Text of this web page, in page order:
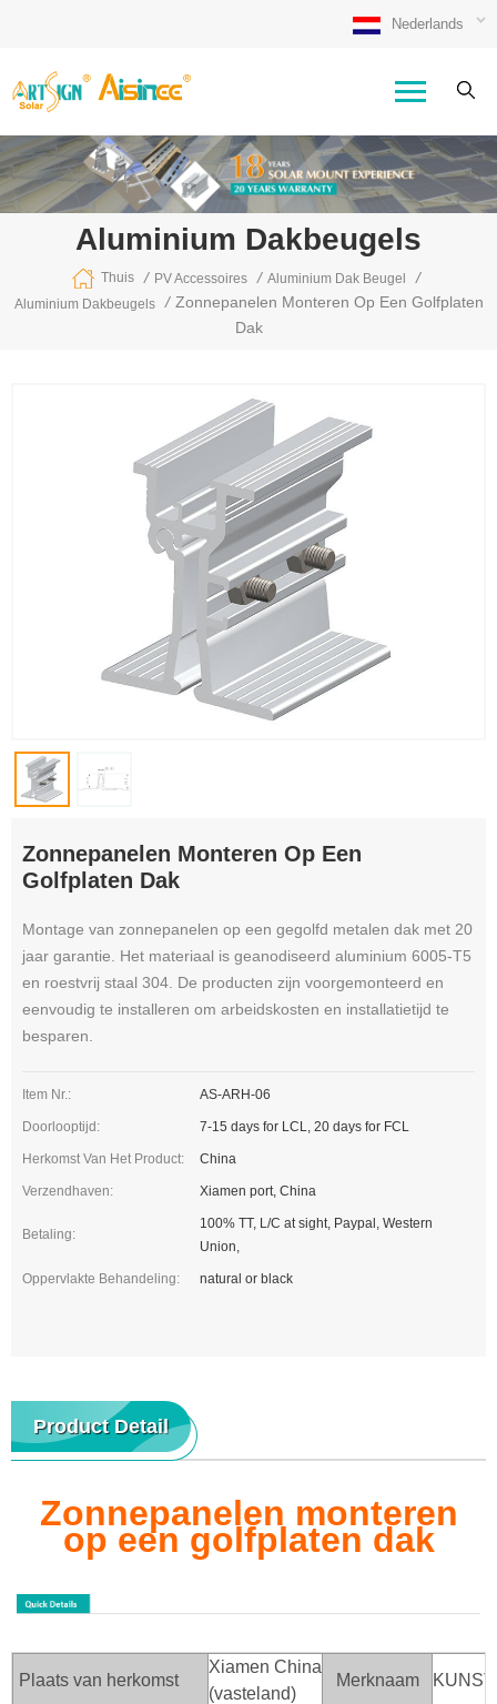
Nederlands
Aluminium Dakbeugels
Thuis / PV Accessoires / Aluminium Dak Beugel /
Aluminium Dakbeugels / Zonnepanelen Monteren Op Een Golfplaten
Dak
Zonnepanelen Monteren Op Een
Golfplaten Dak
Montage van zonnepanelen op een gegolfd metalen dak met 20
jaar garantie. Het materiaal is geanodiseerd aluminium 6005-T5
en roestvrij staal 304. De producten zijn voorgemonteerd en
eenvoudig te installeren om arbeidskosten en installatietijd te
besparen.
Item Nr.: AS-ARH-06
Doorlooptijd: 7-15 days for LCL, 20 days for FCL
Herkomst Van Het Product: China
Verzendhaven: Xiamen port, China
Betaling:
100% TT, L/C at sight, Paypal, Western
Union,
Oppervlakte Behandeling: natural or black
Product Detail
Zonnepanelen monteren
op een golfplaten dak
Plaats van herkomst
Xiamen China
(vasteland)
Merknaam